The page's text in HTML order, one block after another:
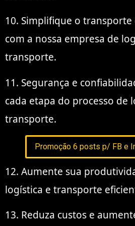
10. Simplifique o
com a nossa empresa de
transporte.
11. Segurança e
cada etapa do processo de
transporte.
Promoção 6 posts p/ FB e
12. Aumente sua
logística e transporte
13. Reduza custos e